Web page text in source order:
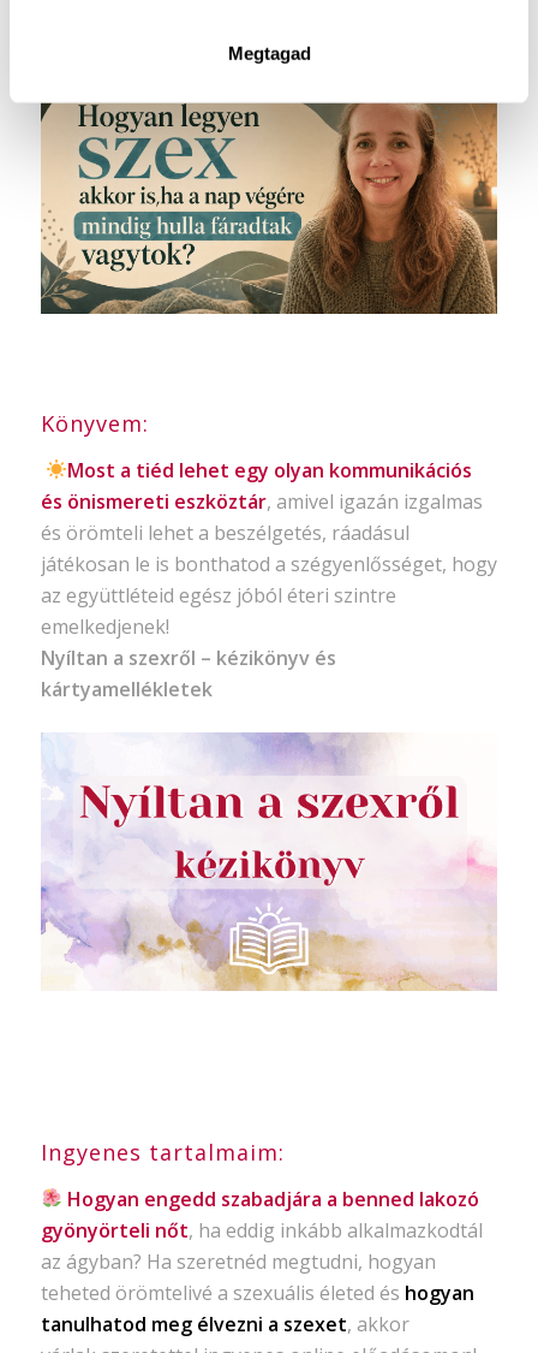
Megtagad
Könyvem:
Most a tiéd lehet egy olyan kommunikációs
és önismereti eszköztár, amivel igazán izgalmas
és örömteli lehet a beszélgetés, ráadásul
játékosan le is bonthatod a szégyenlősséget, hogy
az együttléteid egész jóból éteri szintre
emelkedjenek!
Nyíltan a szexről – kézikönyv és
kártyamellékletek
Ingyenes tartalmaim:
Hogyan engedd szabadjára a benned lakozó
gyönyörteli nőt, ha eddig inkább alkalmazkodtál
az ágyban? Ha szeretnéd megtudni, hogyan
teheted örömtelivé a szexuális életed és hogyan
tanulhatod meg élvezni a szexet, akkor